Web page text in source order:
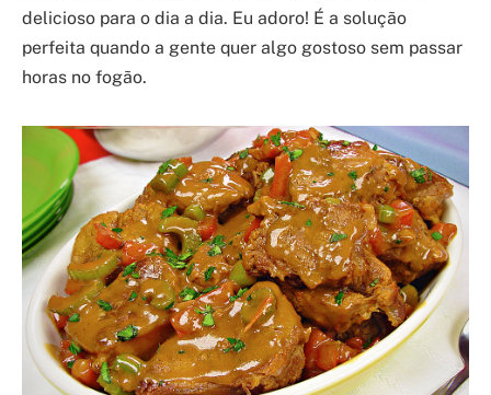
delicioso para o dia a dia. Eu adoro! É a solução
perfeita quando a gente quer algo gostoso sem passar
horas no fogão.